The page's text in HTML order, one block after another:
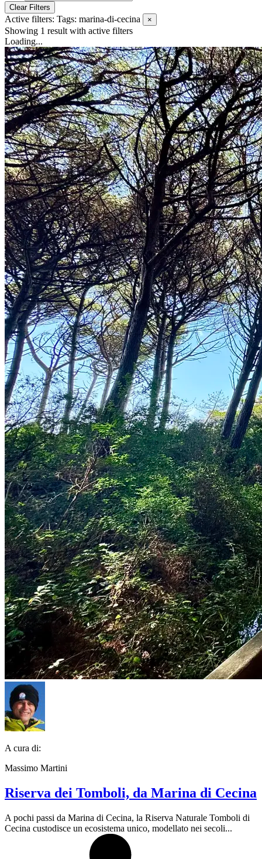
Clear Filters
Active filters: Tags: marina-di-cecina ×
Showing 1 result with active filters
Loading...
A cura di:
Massimo Martini
Riserva dei Tomboli, da Marina di Cecina
A pochi passi da Marina di Cecina, la Riserva Naturale Tomboli di
Cecina custodisce un ecosistema unico, modellato nei secoli...